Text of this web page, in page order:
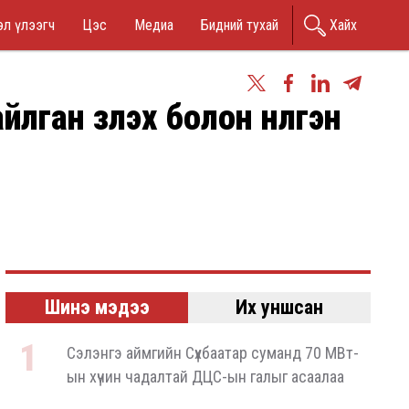
үлээгч Цэс Медиа Бидний тухай Хайх
үзүүлэх болон нүүлгэн
Шинэ мэдээ Их уншсан
Сэлэнгэ аймгийн Сүхбаатар суманд 70 МВт-
ын хүчин чадалтай ДЦС-ын галыг асаалаа